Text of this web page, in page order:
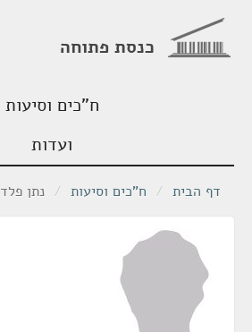
כנסת פתוחה
ח"כים וסיעות
ועדות
דף הבית / ח"כים וסיעות / נתן פלד